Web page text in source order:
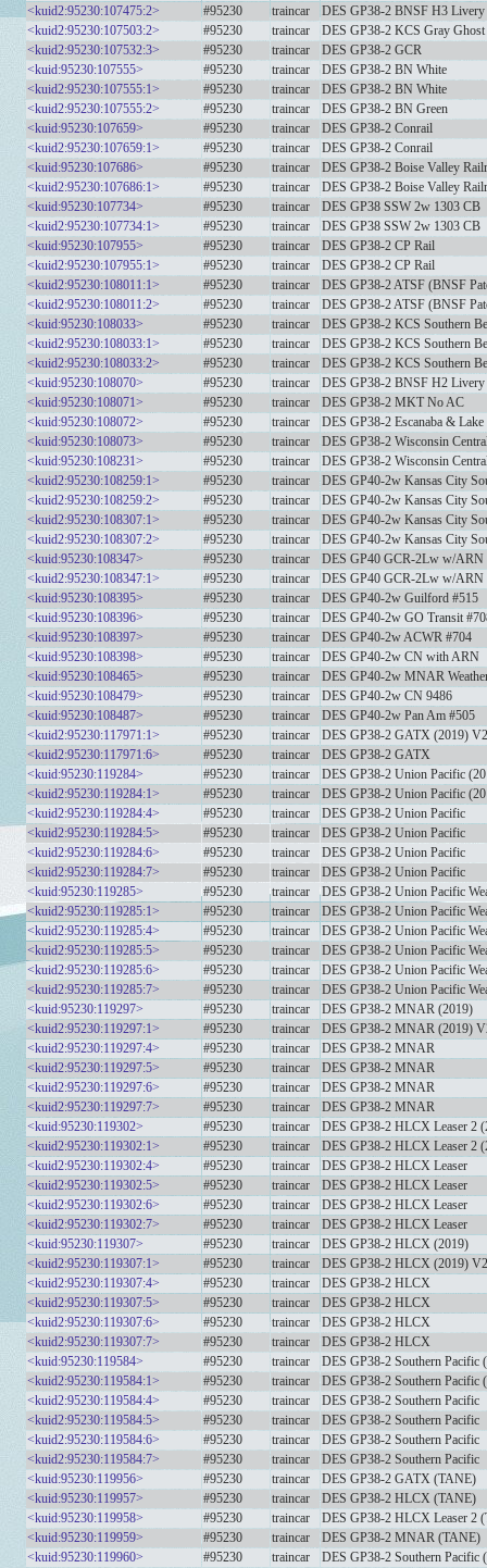
<kuid2:95230:107475:2> #95230 traincar
DES GP38-2 BNSF H3
<kuid2:95230:107503:2>
#95230 traincar
DES GP38-2 KCS Gray Ghost
<kuid2:95230:107532:3>
#95230 traincar
DES GP38-2 GCR
<kuid:95230:107555>
#95230 traincar
DES GP38-2 BN White
<kuid2:95230:107555:1>
#95230 traincar
DES GP38-2 BN White
<kuid2:95230:107555:2>
#95230 traincar
DES GP38-2 BN Green
<kuid:95230:107659>
#95230 traincar
DES GP38-2 Conrail
<kuid2:95230:107659:1>
#95230 traincar
DES GP38-2 Conrail
<kuid:95230:107686>
#95230 traincar
DES GP38-2 Boise Valley
<kuid2:95230:107686:1>
#95230 traincar
DES GP38-2 Boise Valley
<kuid:95230:107734>
#95230 traincar
DES GP38 SSW 2w 1303 CB
<kuid2:95230:107734:1>
#95230 traincar
DES GP38 SSW 2w 1303 CB
<kuid:95230:107955>
#95230 traincar
DES GP38-2 CP Rail
<kuid2:95230:107955:1>
#95230 traincar
DES GP38-2 CP Rail
<kuid2:95230:108011:1>
#95230 traincar
DES GP38-2 ATSF (BNSF
<kuid2:95230:108011:2>
#95230 traincar
DES GP38-2 ATSF (BNSF
<kuid:95230:108033>
#95230 traincar
DES GP38-2 KCS Southern
<kuid2:95230:108033:1>
#95230 traincar
DES GP38-2 KCS Southern
<kuid2:95230:108033:2>
#95230 traincar
DES GP38-2 KCS Southern
<kuid:95230:108070>
#95230 traincar
DES GP38-2 BNSF H2 Livery
<kuid:95230:108071>
#95230 traincar
DES GP38-2 MKT No AC
<kuid:95230:108072>
#95230 traincar
DES GP38-2 Escanaba &
<kuid:95230:108073>
#95230 traincar
DES GP38-2 Wisconsin
<kuid:95230:108231>
#95230 traincar
DES GP38-2 Wisconsin
<kuid2:95230:108259:1>
#95230 traincar
DES GP40-2w Kansas City
<kuid2:95230:108259:2>
#95230 traincar
DES GP40-2w Kansas City
<kuid2:95230:108307:1>
#95230 traincar
DES GP40-2w Kansas City
<kuid2:95230:108307:2>
#95230 traincar
DES GP40-2w Kansas City
<kuid:95230:108347>
#95230 traincar
DES GP40 GCR-2Lw w/ARN
<kuid2:95230:108347:1>
#95230 traincar
DES GP40 GCR-2Lw w/ARN
<kuid:95230:108395>
#95230 traincar
DES GP40-2w Guilford #515
<kuid:95230:108396>
#95230 traincar
DES GP40-2w GO Transit
<kuid:95230:108397>
#95230 traincar
DES GP40-2w ACWR #704
<kuid:95230:108398>
#95230 traincar
DES GP40-2w CN with ARN
<kuid:95230:108465>
#95230 traincar
DES GP40-2w MNAR
<kuid:95230:108479>
#95230 traincar
DES GP40-2w CN 9486
<kuid:95230:108487>
#95230 traincar
DES GP40-2w Pan Am #505
<kuid2:95230:117971:1>
#95230 traincar
DES GP38-2 GATX (2019) V2
<kuid2:95230:117971:6>
#95230 traincar
DES GP38-2 GATX
<kuid:95230:119284>
#95230 traincar
DES GP38-2 Union Pacific
<kuid2:95230:119284:1>
#95230 traincar
DES GP38-2 Union Pacific
<kuid2:95230:119284:4>
#95230 traincar
DES GP38-2 Union Pacific
<kuid2:95230:119284:5>
#95230 traincar
DES GP38-2 Union Pacific
<kuid2:95230:119284:6>
#95230 traincar
DES GP38-2 Union Pacific
<kuid2:95230:119284:7>
#95230 traincar
DES GP38-2 Union Pacific
<kuid:95230:119285>
#95230 traincar
DES GP38-2 Union Pacific
<kuid2:95230:119285:1>
#95230 traincar
DES GP38-2 Union Pacific
<kuid2:95230:119285:4>
#95230 traincar
DES GP38-2 Union Pacific
<kuid2:95230:119285:5>
#95230 traincar
DES GP38-2 Union Pacific
<kuid2:95230:119285:6>
#95230 traincar
DES GP38-2 Union Pacific
<kuid2:95230:119285:7>
#95230 traincar
DES GP38-2 Union Pacific
<kuid:95230:119297>
#95230 traincar
DES GP38-2 MNAR (2019)
<kuid2:95230:119297:1>
#95230 traincar
DES GP38-2 MNAR (2019)
<kuid2:95230:119297:4>
#95230 traincar
DES GP38-2 MNAR
<kuid2:95230:119297:5>
#95230 traincar
DES GP38-2 MNAR
<kuid2:95230:119297:6>
#95230 traincar
DES GP38-2 MNAR
<kuid2:95230:119297:7>
#95230 traincar
DES GP38-2 MNAR
<kuid:95230:119302>
#95230 traincar
DES GP38-2 HLCX Leaser 2
<kuid2:95230:119302:1>
#95230 traincar
DES GP38-2 HLCX Leaser 2
<kuid2:95230:119302:4>
#95230 traincar
DES GP38-2 HLCX Leaser
<kuid2:95230:119302:5>
#95230 traincar
DES GP38-2 HLCX Leaser
<kuid2:95230:119302:6>
#95230 traincar
DES GP38-2 HLCX Leaser
<kuid2:95230:119302:7>
#95230 traincar
DES GP38-2 HLCX Leaser
<kuid:95230:119307>
#95230 traincar
DES GP38-2 HLCX (2019)
<kuid2:95230:119307:1>
#95230 traincar
DES GP38-2 HLCX (2019) V2
<kuid2:95230:119307:4>
#95230 traincar
DES GP38-2 HLCX
<kuid2:95230:119307:5>
#95230 traincar
DES GP38-2 HLCX
<kuid2:95230:119307:6>
#95230 traincar
DES GP38-2 HLCX
<kuid2:95230:119307:7>
#95230 traincar
DES GP38-2 HLCX
<kuid:95230:119584>
#95230 traincar
DES GP38-2 Southern Pacific
<kuid2:95230:119584:1>
#95230 traincar
DES GP38-2 Southern Pacific
<kuid2:95230:119584:4>
#95230 traincar
DES GP38-2 Southern Pacific
<kuid2:95230:119584:5>
#95230 traincar
DES GP38-2 Southern Pacific
<kuid2:95230:119584:6>
#95230 traincar
DES GP38-2 Southern Pacific
<kuid2:95230:119584:7>
#95230 traincar
DES GP38-2 Southern Pacific
<kuid:95230:119956>
#95230 traincar
DES GP38-2 GATX (TANE)
<kuid:95230:119957>
#95230 traincar
DES GP38-2 HLCX (TANE)
<kuid:95230:119958>
#95230 traincar
DES GP38-2 HLCX Leaser 2
<kuid:95230:119959>
#95230 traincar
DES GP38-2 MNAR (TANE)
<kuid:95230:119960>
#95230 traincar
DES GP38-2 Southern Pacific